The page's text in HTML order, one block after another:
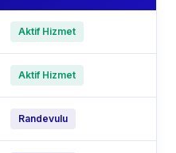
Aktif Hizmet
Aktif Hizmet
Randevulu